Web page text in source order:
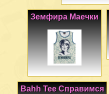
Земфира Маечки
Bahh Tee Справимся